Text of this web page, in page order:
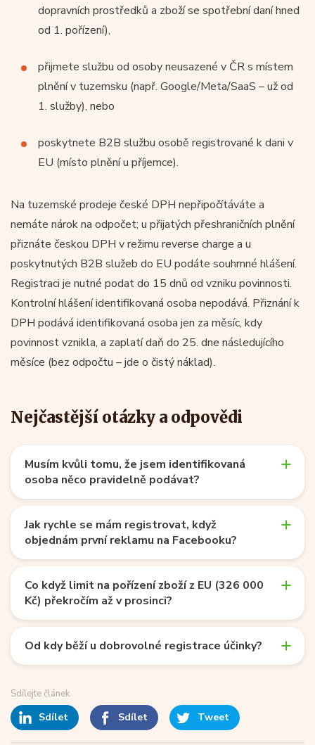
dopravních prostředků a zboží se spotřební daní hned
od 1. pořízení),
přijmete službu od osoby neusazené v ČR s místem
plnění v tuzemsku (např. Google/Meta/SaaS – už od
1. služby), nebo
poskytnete B2B službu osobě registrované k dani v
EU (místo plnění u příjemce).
Na tuzemské prodeje české DPH nepřipočítáváte a
nemáte nárok na odpočet; u přijatých přeshraničních plnění
přiznáte českou DPH v režimu reverse charge a u
poskytnutých B2B služeb do EU podáte souhrnné hlášení.
Registraci je nutné podat do 15 dnů od vzniku povinnosti.
Kontrolní hlášení identifikovaná osoba nepodává. Přiznání k
DPH podává identifikovaná osoba jen za měsíc, kdy
povinnost vznikla, a zaplatí daň do 25. dne následujícího
měsíce (bez odpočtu – jde o čistý náklad).
Nejčastější otázky a odpovědi
Musím kvůli tomu, že jsem identifikovaná
osoba něco pravidelně podávat?
Jak rychle se mám registrovat, když
objednám první reklamu na Facebooku?
Co když limit na pořízení zboží z EU (326 000
Kč) překročím až v prosinci?
Od kdy běží u dobrovolné registrace účinky?
Sdílejte článek
Sdílet Sdílet Tweet